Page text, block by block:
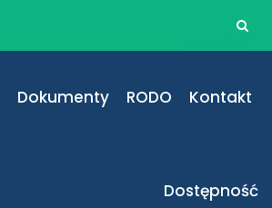
Dokumenty RODO Kontakt
Dostępność